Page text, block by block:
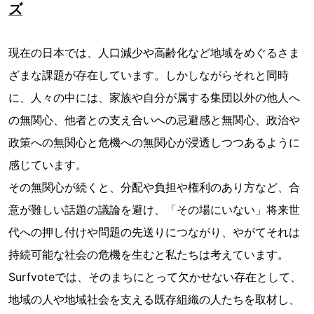
ズ
現在の日本では、人口減少や高齢化など地域をめぐるさま
ざまな課題が存在しています。しかしながらそれと同時
に、人々の中には、家族や自分が属する集団以外の他人へ
の無関心、他者との支え合いへの忌避感と無関心、政治や
政策への無関心と危機への無関心が浸透しつつあるように
感じています。
その無関心が続くと、分配や負担や権利のあり方など、合
意が難しい話題の議論を避け、「その場にいない」将来世
代への押し付けや問題の先送りにつながり、やがてそれは
持続可能な社会の危機を生むと私たちは考えています。
Surfvoteでは、そのまちにとって欠かせない存在として、
地域の人や地域社会を支える既存組織の人たちを取材し、